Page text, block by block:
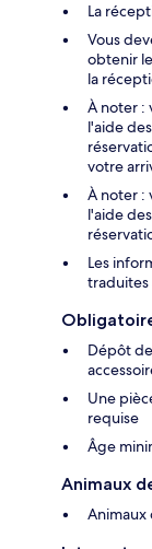
La
Vous
obtenir
la
À noter :
l'aide
votre
À noter :
l'aide
Les
traduites
Dépôt
Une
requise
Âge
Animaux
Animaux